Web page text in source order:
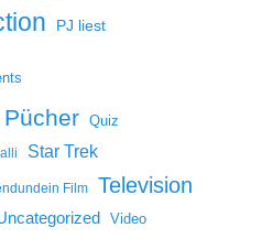
PJ liest
Quiz
Star Trek
Film Television
Video